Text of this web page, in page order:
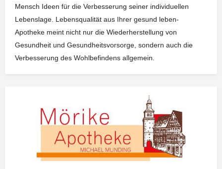
Mensch Ideen für die Verbesserung seiner individuellen
Lebenslage. Lebensqualität aus Ihrer gesund leben-
Apotheke meint nicht nur die Wiederherstellung von
Gesundheit und Gesundheitsvorsorge, sondern auch die
Verbesserung des Wohlbefindens allgemein.